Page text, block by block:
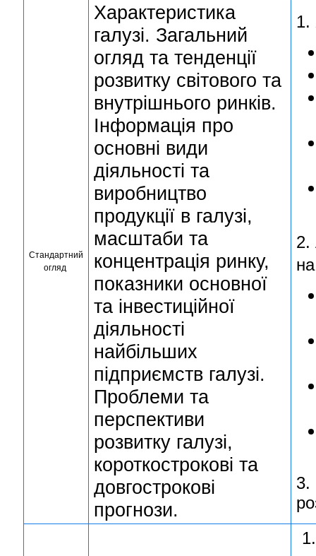
Стандартний
огляд
Характеристика
галузі. Загальний
огляд та тенденції
розвитку світового та
внутрішнього ринків.
Інформація про
основні види
діяльності та
виробництво
продукції в галузі,
масштаби та
концентрація ринку,
показники основної
та інвестиційної
діяльності
найбільших
підприємств галузі.
Проблеми та
перспективи
розвитку галузі,
короткострокові та
довгострокові
прогнози.
1.
2.
3.